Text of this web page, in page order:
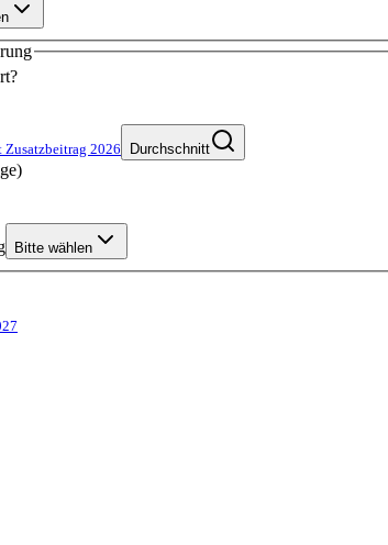
Zusatzbeitrag 2026 Durchschnitt
Bitte wählen